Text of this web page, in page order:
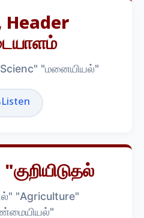
Header
Scienc" "மனையியல்"
Listen
"Agriculture"